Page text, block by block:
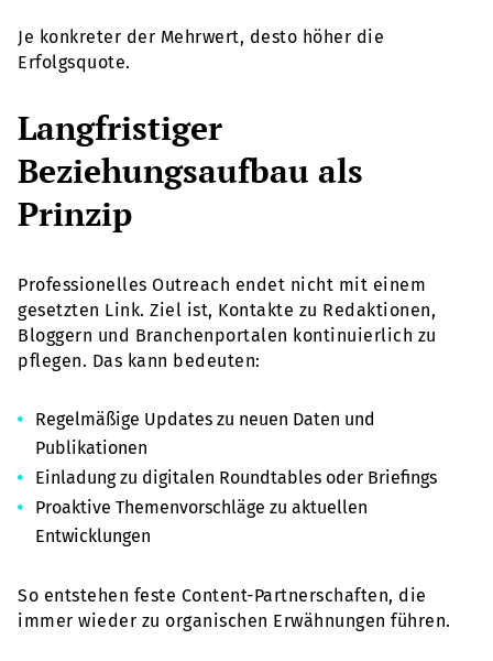
Je konkreter der Mehrwert, desto höher die
Erfolgsquote.
Langfristiger
Beziehungsaufbau als
Prinzip
Professionelles Outreach endet nicht mit einem
gesetzten Link. Ziel ist, Kontakte zu Redaktionen,
Bloggern und Branchenportalen kontinuierlich zu
pflegen. Das kann bedeuten:
Regelmäßige Updates zu neuen Daten und
Publikationen
Einladung zu digitalen Roundtables oder Briefings
Proaktive Themenvorschläge zu aktuellen
Entwicklungen
So entstehen feste Content-Partnerschaften, die
immer wieder zu organischen Erwähnungen führen.